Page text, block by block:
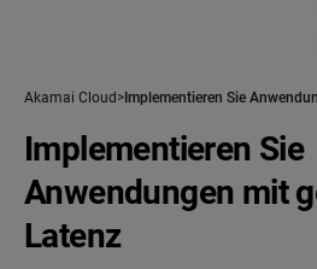
Akamai Cloud Implementieren Sie
Implementieren Sie
Anwendungen mit
Latenz